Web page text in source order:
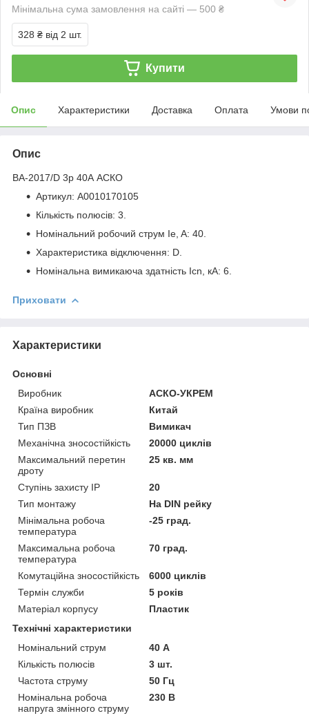
Мінімальна сума замовлення на сайті — 500 ₴
328 ₴ від 2 шт.
Купити
Опис Характеристики Доставка Оплата Умови
Опис
ВА-2017/D 3р 40А АСКО
Артикул: A0010170105
Кількість полюсів: 3.
Номінальний робочий струм Ie, A: 40.
Характеристика відключення: D.
Номінальна вимикаюча здатність Icn, кА: 6.
Приховати
Характеристики
Основні
Виробник
АСКО-УКРЕМ
Країна виробник
Китай
Тип ПЗВ
Вимикач
Механічна зносостійкість
20000 циклів
Максимальний перетин
дроту
25 кв. мм
Ступінь захисту IP
20
Тип монтажу
На DIN рейку
Мінімальна робоча
температура
-25 град.
Максимальна робоча
температура
70 град.
Комутаційна зносостійкість
6000 циклів
Термін служби
5 років
Матеріал корпусу
Пластик
Технічні характеристики
Номінальний струм
40 А
Кількість полюсів
3 шт.
Частота струму
50 Гц
Номінальна робоча
напруга змінного струму
230 В